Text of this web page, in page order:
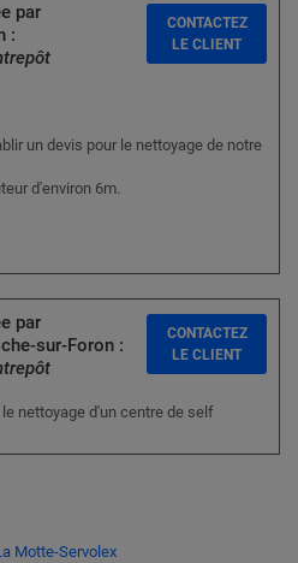
par
:
un devis pour le nettoyage de notre
d'environ 6m.
CONTACTEZ
LE CLIENT
par
sur-Foron :
nettoyage d'un centre de self
CONTACTEZ
LE CLIENT
Motte-Servolex